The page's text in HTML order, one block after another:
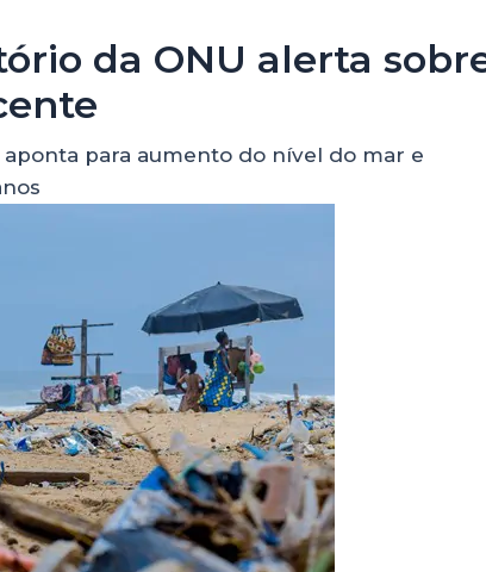
da ONU alerta
para aumento do nível do mar e